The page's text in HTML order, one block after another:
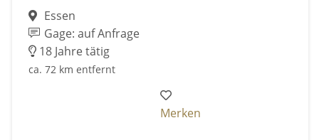
Essen
Gage: auf Anfrage
18 Jahre tätig
ca. 72 km entfernt
Merken